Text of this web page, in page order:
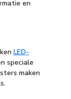
en
LED-
speciale
maken